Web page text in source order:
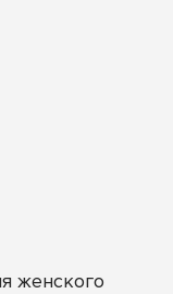
женского